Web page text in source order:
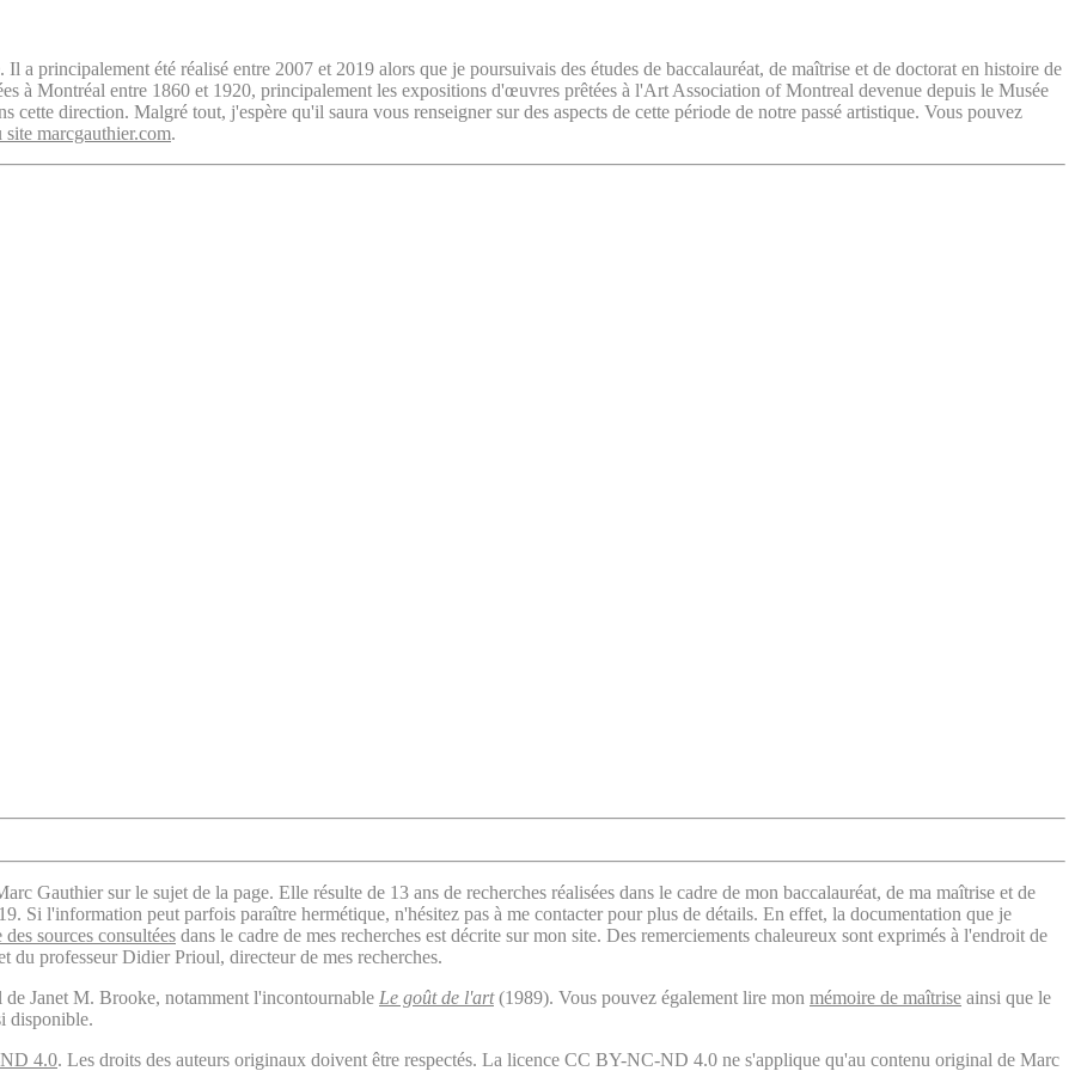
a principalement été réalisé entre 2007 et 2019 alors que je poursuivais des études de baccalauréat, de maîtrise et de doctorat en histoire de
à Montréal entre 1860 et 1920, principalement les expositions d'œuvres prêtées à l'Art Association of Montreal devenue depuis le Musée
direction. Malgré tout, j'espère qu'il saura vous renseigner sur des aspects de cette période de notre passé artistique. Vous pouvez
site marcgauthier.com.
Gauthier sur le sujet de la page. Elle résulte de 13 ans de recherches réalisées dans le cadre de mon baccalauréat, de ma maîtrise et de
Si l'information peut parfois paraître hermétique, n'hésitez pas à me contacter pour plus de détails. En effet, la documentation que je
sources consultées dans le cadre de mes recherches est décrite sur mon site. Des remerciements chaleureux sont exprimés à l'endroit de
du professeur Didier Prioul, directeur de mes recherches.
de Janet M. Brooke, notamment l'incontournable Le goût de l'art(1989). Vous pouvez également lire mon mémoire de maîtrise ainsi que le
disponible.
4.0. Les droits des auteurs originaux doivent être respectés. La licence CC BY-NC-ND 4.0 ne s'applique qu'au contenu original de Marc